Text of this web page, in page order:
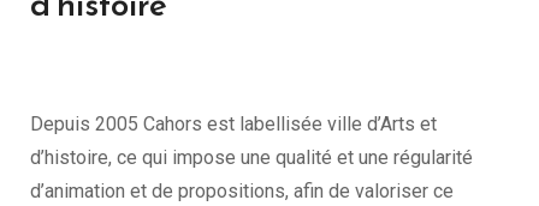
d’histoire
Depuis 2005 Cahors est labellisée ville d’Arts et
d’histoire, ce qui impose une qualité et une régularité
d’animation et de propositions, afin de valoriser ce